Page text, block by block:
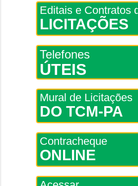
Editais e Contratos
LICITAÇÕES
Telefones
ÚTEIS
Mural de Licitações
DO TCM-PA
Contracheque
ONLINE